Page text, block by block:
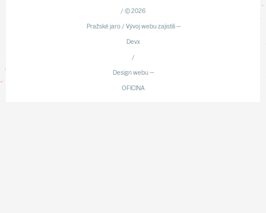
/ © 2026
Pražské jaro / Vývoj webu zajistili —
Devx
/
Design webu —
OFICINA